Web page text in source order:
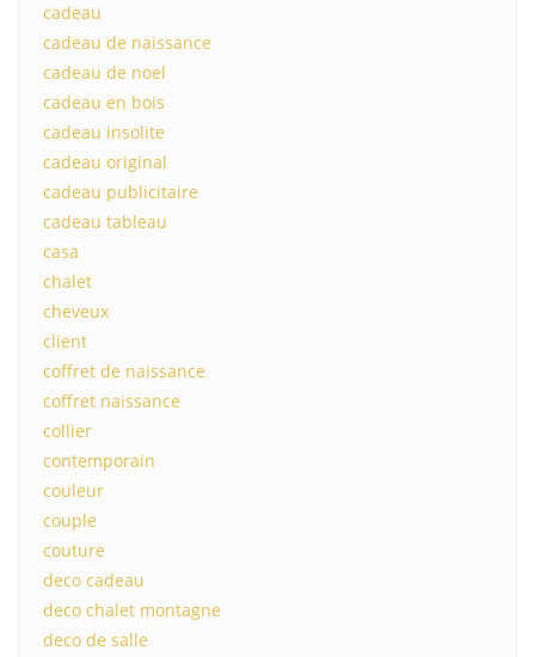
cadeau
cadeau de naissance
cadeau de noel
cadeau en bois
cadeau insolite
cadeau original
cadeau publicitaire
cadeau tableau
casa
chalet
cheveux
client
coffret de naissance
coffret naissance
collier
contemporain
couleur
couple
couture
deco cadeau
deco chalet montagne
deco de salle